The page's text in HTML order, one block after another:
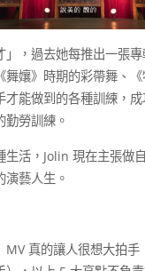
」，過去她每推出一張
孃》時期的彩帶舞、《
才能做到的各種訓練，
勤勞訓練。
生活，Jolin 現在主張做
演藝人生。
MV 真的讓人很想大拍手